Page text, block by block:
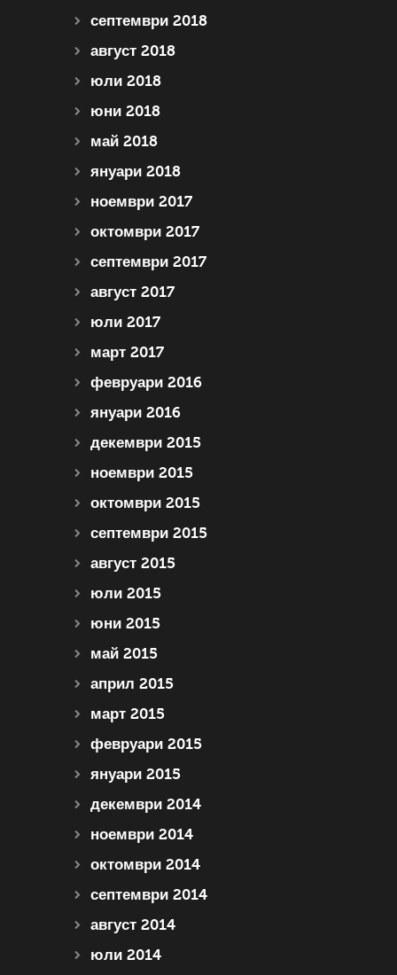
септември 2018
август 2018
юли 2018
юни 2018
май 2018
януари 2018
ноември 2017
октомври 2017
септември 2017
август 2017
юли 2017
март 2017
февруари 2016
януари 2016
декември 2015
ноември 2015
октомври 2015
септември 2015
август 2015
юли 2015
юни 2015
май 2015
април 2015
март 2015
февруари 2015
януари 2015
декември 2014
ноември 2014
октомври 2014
септември 2014
август 2014
юли 2014